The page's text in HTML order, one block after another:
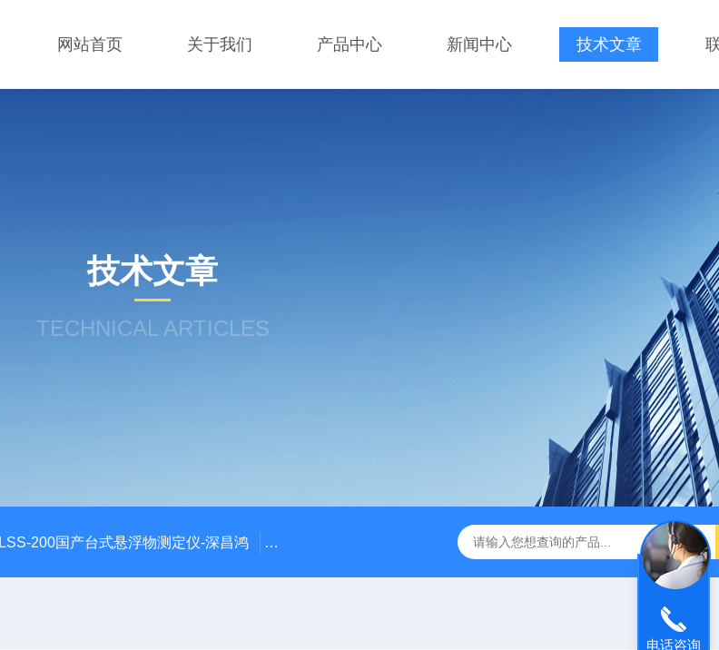
网站首页 关于我们 产品中心 新闻中心 技术文章
技术文章
TECHNICAL ARTICLES
LSS-200国产台式悬浮物测定仪-深昌鸿 QCOD-3E型深昌鸿 实用型COD测定仪 CHCM-101型CODMn测
电话咨询